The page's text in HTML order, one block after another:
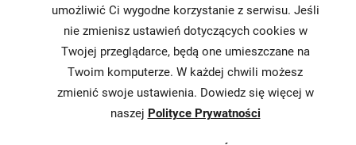
Karty
charakterystyki
Butelkomaty
umożliwić Ci wygodne korzystanie z serwisu. Jeśli
nie zmienisz ustawień dotyczących cookies w
Twojej przeglądarce, będą one umieszczane na
Twoim komputerze. W każdej chwili możesz
zmienić swoje ustawienia. Dowiedz się więcej w
naszej Polityce Prywatności